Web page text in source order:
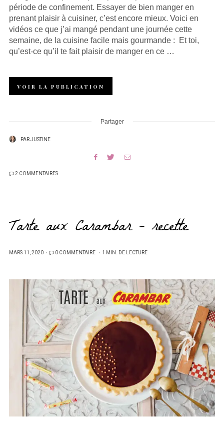
période de confinement. Essayer de bien manger en
prenant plaisir à cuisiner, c’est encore mieux. Voici en
vidéos ce que j’ai mangé pendant une journée cette
semaine, de la cuisine facile mais gourmande : Et toi,
qu’est-ce qu’il te fait plaisir de manger en ce …
VOIR LA PUBLICATION
Partager
PARJUSTINE
2 COMMENTAIRES
Tarte aux Carambar – recette
PUBLIÉ
MARS 11, 2020 0 COMMENTAIRE 1 MIN. DE LECTURE